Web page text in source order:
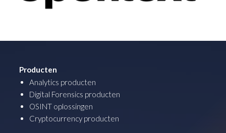
Producten
Analytics producten
Digital Forensics producten
OSINT oplossingen
Cryptocurrency producten